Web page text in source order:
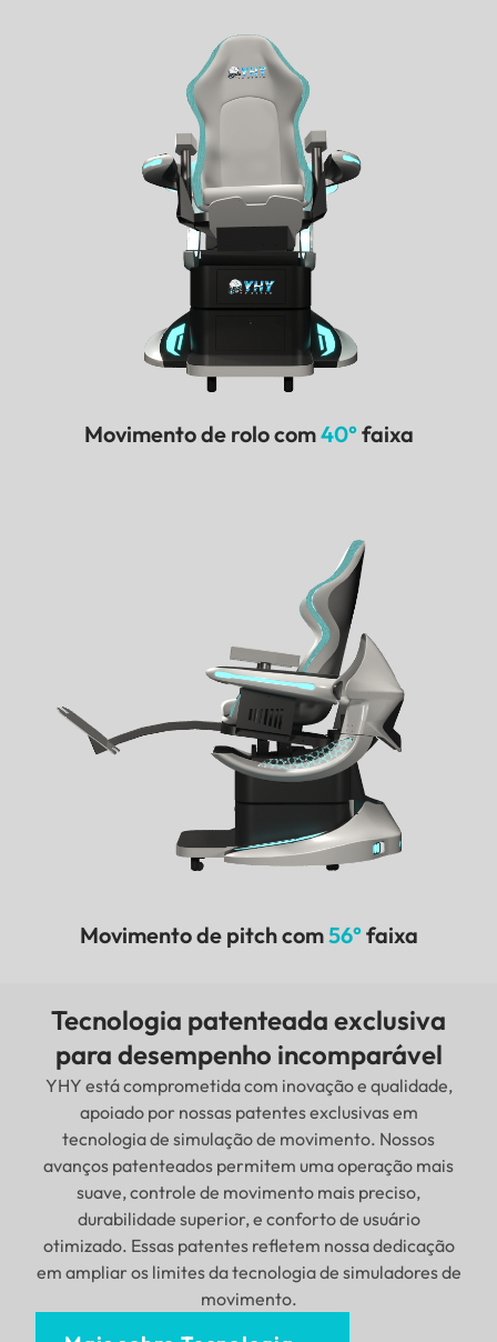
Movimento de rolo com40°faixa
Movimento de pitch com56°faixa
Tecnologia patenteada exclusiva
para desempenho incomparável
YHY está comprometida com inovação e qualidade,
apoiado por nossas patentes exclusivas em
tecnologia de simulação de movimento. Nossos
avanços patenteados permitem uma operação mais
suave, controle de movimento mais preciso,
durabilidade superior, e conforto de usuário
otimizado. Essas patentes refletem nossa dedicação
em ampliar os limites da tecnologia de simuladores de
movimento.